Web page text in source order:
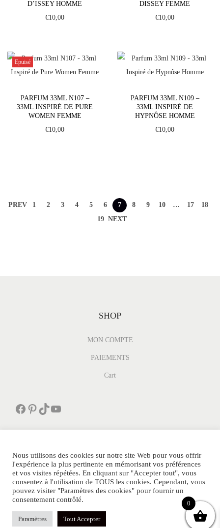
D’ISSEY HOMME
€10,00
DISSEY FEMME
€10,00
Epuisé
PARFUM 33ML N107 –
33ML INSPIRÉ DE PURE
WOMEN FEMME
€10,00
PARFUM 33ML N109 –
33ML INSPIRÉ DE
HYPNÔSE HOMME
€10,00
PREV 1 2 3 4 5 6 7 8 9 10 … 17
18
19 NEXT
SHOP
MON COMPTE
PAIEMENTS
Cart
Facebook Pinterest TikTok YouTube
PARFUMDEPOCHE.FR Tous Droits Réservés.
POLITIQUE DE CONFIDENTIALITE
AVIS CLIENTS
SITEMAP
CONTACT MENTIONS LEGALES
FAQ
Nous utilisons des cookies sur notre site Web pour vous offrir
l'expérience la plus pertinente en mémorisant vos préférences
et vos visites répétées. En cliquant sur "Accepter tout", vous
consentez à l'utilisation de TOUS les cookies. Cependant, vous
pouvez visiter "Paramètres des cookies" pour fournir un
consentement contrôlé.
Paramètres Tout Accepter
0